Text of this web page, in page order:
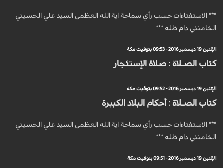
*** الاستفتاءات حسب رأي سماحة اية الله العظمى السيد علي الحسيني
الخامنئي دام ظله ***
الإثنين 19 ديسمبر 2016 - 09:53 بتوقيت مكة
كتاب الصـلاة : صلاة الإستئجار
الإثنين 19 ديسمبر 2016 - 09:52 بتوقيت مكة
كتاب الصـلاة : أحكام البلاد الكبيرة
*** الاستفتاءات حسب رأي سماحة اية الله العظمى السيد علي الحسيني
الخامنئي دام ظله ***
الإثنين 19 ديسمبر 2016 - 09:51 بتوقيت مكة